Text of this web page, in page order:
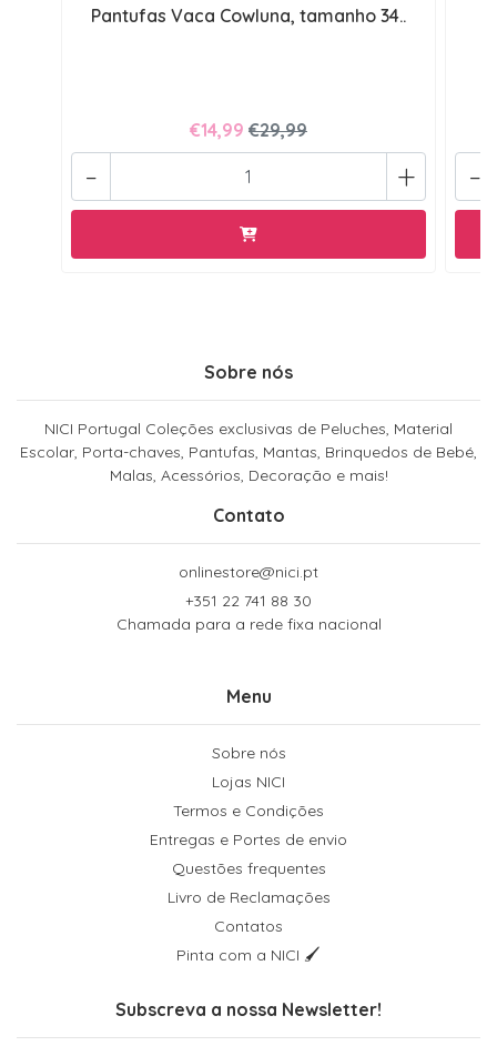
Pantufas Vaca Cowluna, tamanho 34..
€14,99 €29,99
+
- -
Sobre nós
NICI Portugal Coleções exclusivas de Peluches, Material
Escolar, Porta-chaves, Pantufas, Mantas, Brinquedos de Bebé,
Malas, Acessórios, Decoração e mais!
Contato
onlinestore@nici.pt
+351 22 741 88 30
Chamada para a rede fixa nacional
Menu
Sobre nós
Lojas NICI
Termos e Condições
Entregas e Portes de envio
Questões frequentes
Livro de Reclamações
Contatos
Pinta com a NICI 🖌
Subscreva a nossa Newsletter!